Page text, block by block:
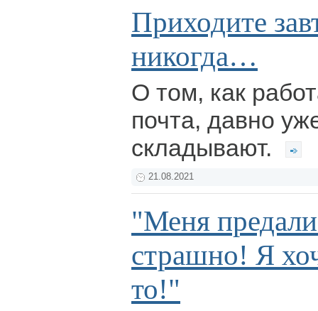
Приходите
никогда…
О том, как
почта, давно
складывают.
21.08.2021
"Меня
страшно! Я
то!"